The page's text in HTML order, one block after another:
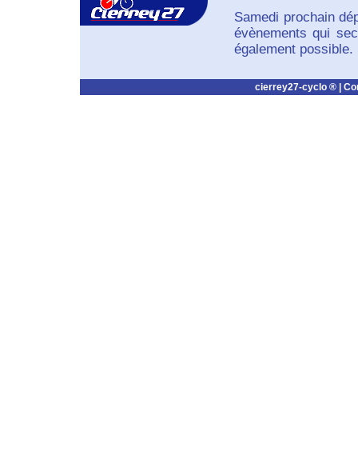
Samedi prochain
évènements qui
également possible.
cierrey27-cyclo ® |